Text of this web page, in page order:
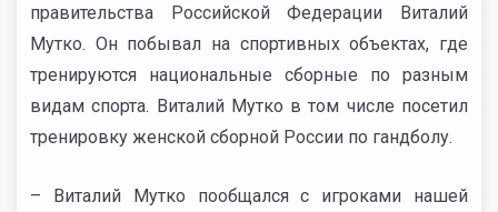
правительства Российской Федерации Виталий
Мутко. Он побывал на спортивных объектах, где
тренируются национальные сборные по разным
видам спорта. Виталий Мутко в том числе посетил
тренировку женской сборной России по гандболу.
– Виталий Мутко пообщался с игроками нашей